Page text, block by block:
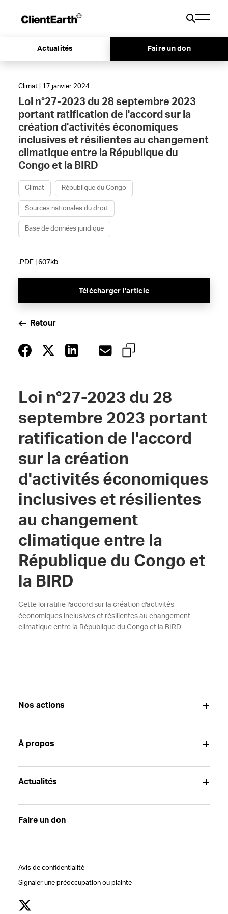
Actualités Faire un don
Climat | 17 janvier 2024
Loi n°27-2023 du 28 septembre 2023
portant ratification de l'accord sur la
création d'activités économiques
inclusives et résilientes au changement
climatique entre la République du
Congo et la BIRD
Climat République du Congo
Sources nationales du droit
Base de données juridique
.PDF | 607kb
Télécharger l’article
Retour
Loi n°27-2023 du 28
septembre 2023 portant
ratification de l'accord
sur la création
d'activités économiques
inclusives et résilientes
au changement
climatique entre la
République du Congo et
la BIRD
Cette loi ratifie l'accord sur la création d'activités
économiques inclusives et résilientes au changement
climatique entre la République du Congo et la BIRD
Nos actions
À propos
Actualités
Faire un don
Avis de confidentialité
Signaler une préoccupation ou plainte